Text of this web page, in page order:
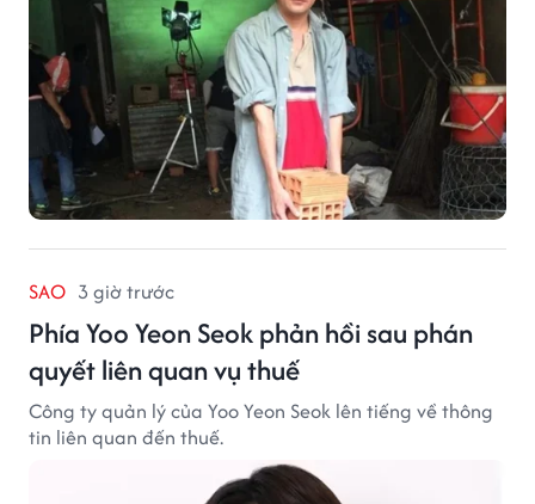
SAO 3 giờ trước
Phía Yoo Yeon Seok phản hồi sau phán
quyết liên quan vụ thuế
Công ty quản lý của Yoo Yeon Seok lên tiếng về thông
tin liên quan đến thuế.